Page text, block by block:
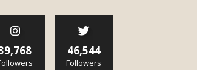
46,544
Followers